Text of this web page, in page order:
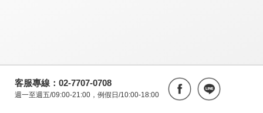
客服專線：02-7707-0708
週一至週五/09:00-21:00，例假日/10:00-18:00